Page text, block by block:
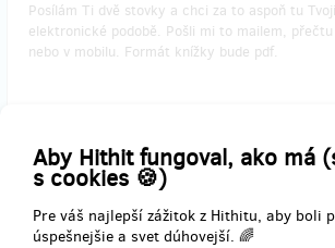
Aby Hithit fungoval, ako má
s cookies 🍪)
Pre váš najlepší zážitok z Hithitu, aby boli
úspešnejšie a svet dúhovejší. 🌈
Posílám Ti dvě stovky a chci za to aspoň tu
elektronické podobě. Pošli mi to mailem,
nebo v mobilu. Formát knížky bude pdf.
Doručenia odmeny: do mesiaca po ukončení
8,24 €